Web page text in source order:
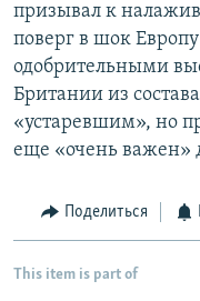
призывал к
поверг в шок
одобрительными
Британии из
«устаревшим», но
еще «очень важен»
Поделиться
This item is part of